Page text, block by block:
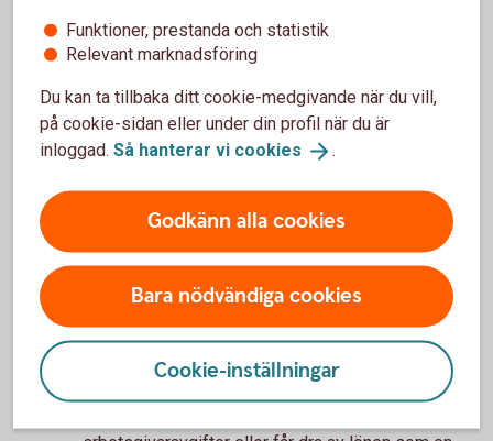
under 18 år får inte arbeta övertid.
Tänk på att det finns branschspecifika föreskrifter
som kan vara viktigt att kolla upp.
Fördjupad information
Unga i arbetslivet (Arbetsmiljöverket)
Regler om arbetstid vid sommarjobb
(sommarjobb.me)
Att anställa egna barn
Anställer du egna barn under 16 år i din enskilda
Funktioner, prestanda och statistik
Relevant marknadsföring
Du kan ta tillbaka ditt cookie-medgivande när du vill,
på cookie-sidan eller under din profil när du är
inloggad. Så hanterar vi cookies .
Godkänn alla cookies
Bara nödvändiga cookies
Cookie-inställningar